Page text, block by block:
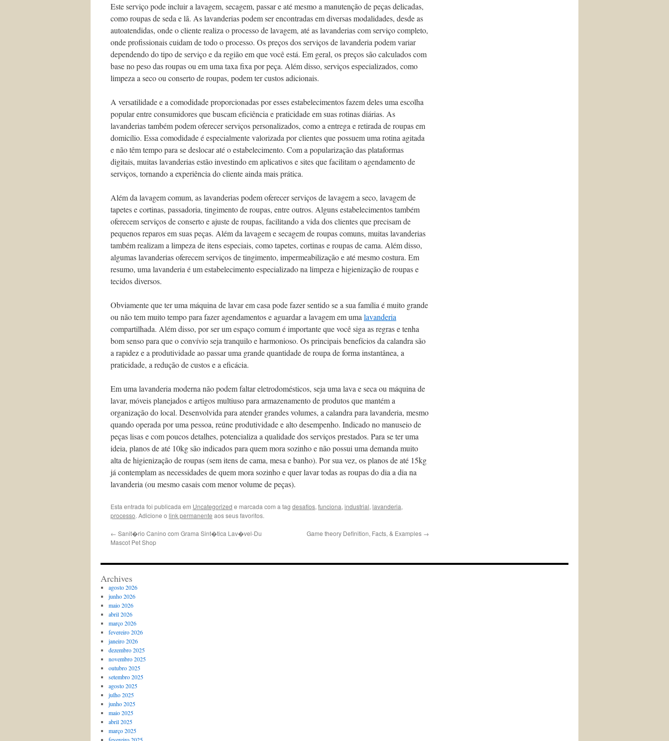
Este serviço pode incluir a lavagem, secagem, passar e até mesmo a manutenção de peças delicadas,
como roupas de seda e lã. As lavanderias podem ser encontradas em diversas modalidades, desde as
autoatendidas, onde o cliente realiza o processo de lavagem, até as lavanderias com serviço completo,
onde profissionais cuidam de todo o processo. Os preços dos serviços de lavanderia podem variar
dependendo do tipo de serviço e da região em que você está. Em geral, os preços são calculados com
base no peso das roupas ou em uma taxa fixa por peça. Além disso, serviços especializados, como
limpeza a seco ou conserto de roupas, podem ter custos adicionais.
A versatilidade e a comodidade proporcionadas por esses estabelecimentos fazem deles uma escolha
popular entre consumidores que buscam eficiência e praticidade em suas rotinas diárias. As
lavanderias também podem oferecer serviços personalizados, como a entrega e retirada de roupas em
domicílio. Essa comodidade é especialmente valorizada por clientes que possuem uma rotina agitada
e não têm tempo para se deslocar até o estabelecimento. Com a popularização das plataformas
digitais, muitas lavanderias estão investindo em aplicativos e sites que facilitam o agendamento de
serviços, tornando a experiência do cliente ainda mais prática.
Além da lavagem comum, as lavanderias podem oferecer serviços de lavagem a seco, lavagem de
tapetes e cortinas, passadoria, tingimento de roupas, entre outros. Alguns estabelecimentos também
oferecem serviços de conserto e ajuste de roupas, facilitando a vida dos clientes que precisam de
pequenos reparos em suas peças. Além da lavagem e secagem de roupas comuns, muitas lavanderias
também realizam a limpeza de itens especiais, como tapetes, cortinas e roupas de cama. Além disso,
algumas lavanderias oferecem serviços de tingimento, impermeabilização e até mesmo costura. Em
resumo, uma lavanderia é um estabelecimento especializado na limpeza e higienização de roupas e
tecidos diversos.
Obviamente que ter uma máquina de lavar em casa pode fazer sentido se a sua família é muito grande
ou não tem muito tempo para fazer agendamentos e aguardar a lavagem em uma lavanderia
compartilhada. Além disso, por ser um espaço comum é importante que você siga as regras e tenha
bom senso para que o convívio seja tranquilo e harmonioso. Os principais benefícios da calandra são
a rapidez e a produtividade ao passar uma grande quantidade de roupa de forma instantânea, a
praticidade, a redução de custos e a eficácia.
Em uma lavanderia moderna não podem faltar eletrodomésticos, seja uma lava e seca ou máquina de
lavar, móveis planejados e artigos multiuso para armazenamento de produtos que mantém a
organização do local. Desenvolvida para atender grandes volumes, a calandra para lavanderia, mesmo
quando operada por uma pessoa, reúne produtividade e alto desempenho. Indicado no manuseio de
peças lisas e com poucos detalhes, potencializa a qualidade dos serviços prestados. Para se ter uma
ideia, planos de até 10kg são indicados para quem mora sozinho e não possui uma demanda muito
alta de higienização de roupas (sem itens de cama, mesa e banho). Por sua vez, os planos de até 15kg
já contemplam as necessidades de quem mora sozinho e quer lavar todas as roupas do dia a dia na
lavanderia (ou mesmo casais com menor volume de peças).
Esta entrada foi publicada em Uncategorized e marcada com a tag desafios, funciona, industrial, lavanderia,
processo. Adicione o link permanente aos seus favoritos.
← Sanit�rio Canino com Grama Sint�tica Lav�vel-Du
Mascot Pet Shop
Game theory Definition, Facts, & Examples →
Archives
agosto 2026
junho 2026
maio 2026
abril 2026
março 2026
fevereiro 2026
janeiro 2026
dezembro 2025
novembro 2025
outubro 2025
setembro 2025
agosto 2025
julho 2025
junho 2025
maio 2025
abril 2025
março 2025
fevereiro 2025